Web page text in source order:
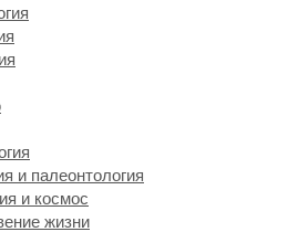
и палеонтология
и космос
жизни